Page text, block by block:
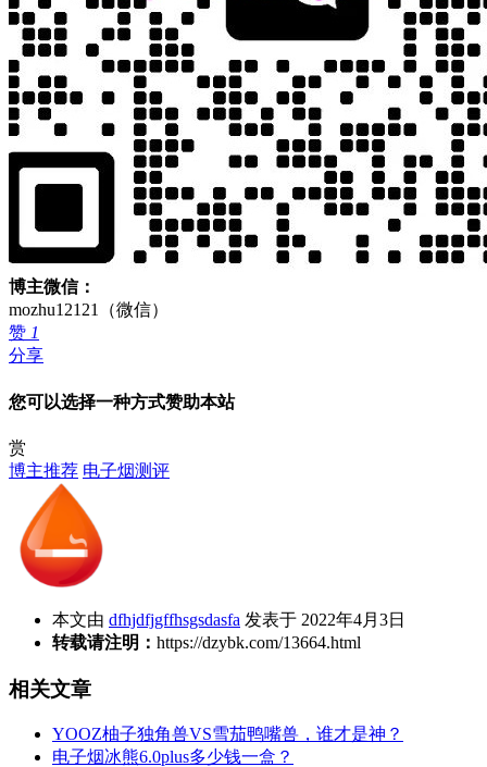
博主微信：
mozhu12121（微信）
赞 1
分享
您可以选择一种方式赞助本站
赏
博主推荐 电子烟测评
本文由 dfhjdfjgffhsgsdasfa 发表于 2022年4月3日
转载请注明： https://dzybk.com/13664.html
相关文章
YOOZ柚子独角兽VS雪茄鸭嘴兽，谁才是神？
电子烟冰熊6.0plus多少钱一盒？